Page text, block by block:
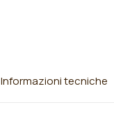
Informazioni tecniche